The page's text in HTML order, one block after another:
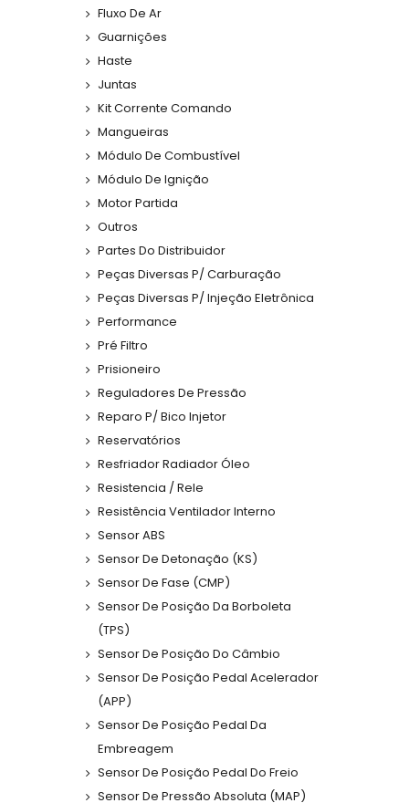
Fluxo De Ar
Guarnições
Haste
Juntas
Kit Corrente Comando
Mangueiras
Módulo De Combustível
Módulo De Ignição
Motor Partida
Outros
Partes Do Distribuidor
Peças Diversas P/ Carburação
Peças Diversas P/ Injeção Eletrônica
Performance
Pré Filtro
Prisioneiro
Reguladores De Pressão
Reparo P/ Bico Injetor
Reservatórios
Resfriador Radiador Óleo
Resistencia / Rele
Resistência Ventilador Interno
Sensor ABS
Sensor De Detonação (KS)
Sensor De Fase (CMP)
Sensor De Posição Da Borboleta
(TPS)
Sensor De Posição Do Câmbio
Sensor De Posição Pedal Acelerador
(APP)
Sensor De Posição Pedal Da
Embreagem
Sensor De Posição Pedal Do Freio
Sensor De Pressão Absoluta (MAP)